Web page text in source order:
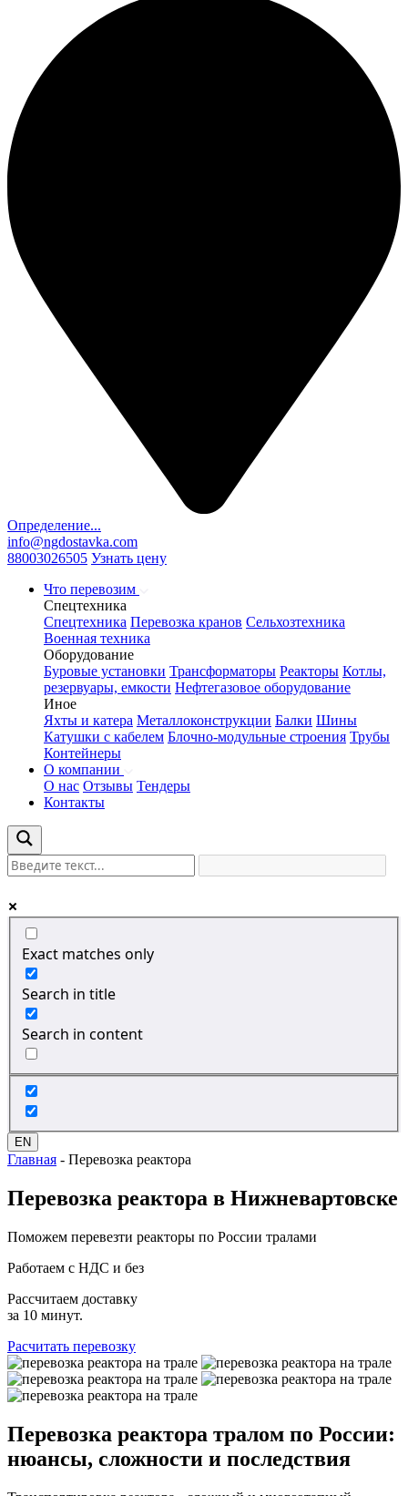
Определение...
info@ngdostavka.com
88003026505 Узнать цену
Что перевозим
Спецтехника
Спецтехника Перевозка кранов Сельхозтехника
Военная техника
Оборудование
Буровые установки Трансформаторы Реакторы Котлы,
резервуары, емкости Нефтегазовое оборудование
Иное
Яхты и катера Металлоконструкции Балки Шины
Катушки с кабелем Блочно-модульные строения Трубы
Контейнеры
О компании
О нас Отзывы Тендеры
Контакты
Exact matches only
Search in title
Search in content
EN
Главная - Перевозка реактора
Перевозка реактора в Нижневартовске
Поможем перевезти реакторы по России тралами
Работаем с НДС и без
Рассчитаем доставку
за 10 минут.
Расчитать перевозку
Перевозка реактора тралом по России:
нюансы, сложности и последствия